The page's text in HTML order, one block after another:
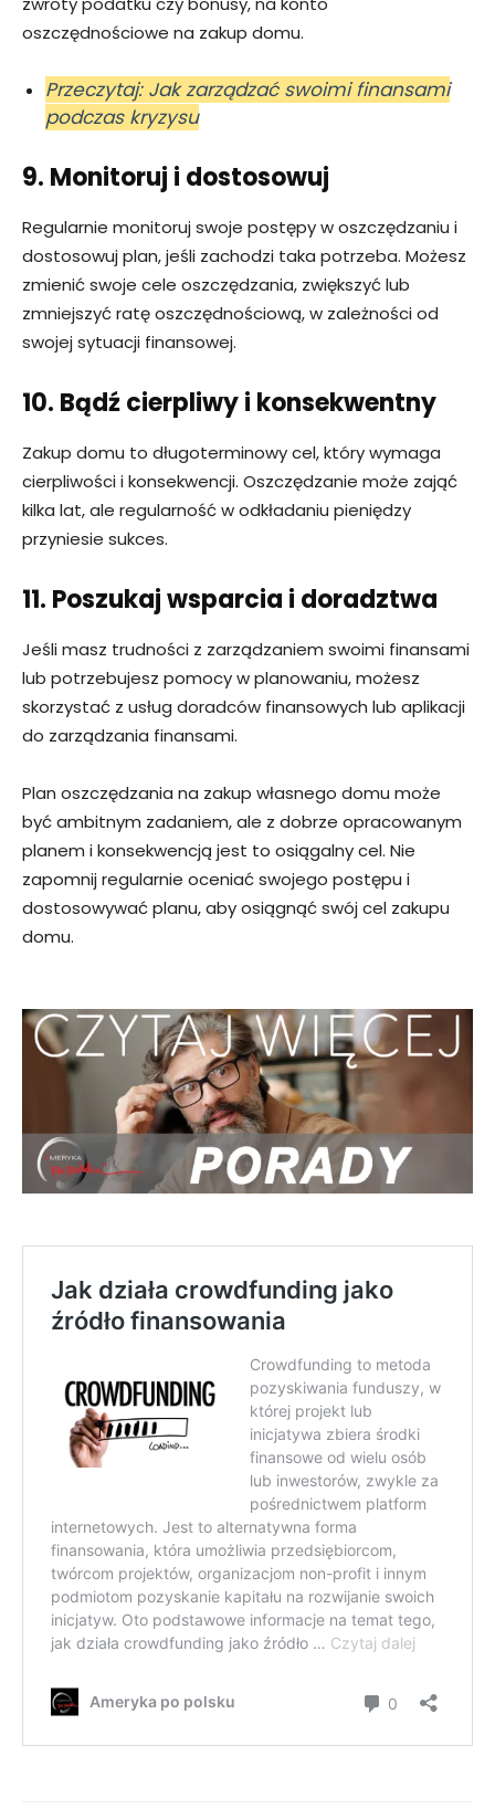
oszczędnościowe na zakup domu.
Przeczytaj: Jak zarządzać swoimi finansami
podczas kryzysu
9. Monitoruj i dostosowuj
Regularnie monitoruj swoje postępy w oszczędzaniu i
dostosowuj plan, jeśli zachodzi taka potrzeba. Możesz
zmienić swoje cele oszczędzania, zwiększyć lub
zmniejszyć ratę oszczędnościową, w zależności od
swojej sytuacji finansowej.
10. Bądź cierpliwy i konsekwentny
Zakup domu to długoterminowy cel, który wymaga
cierpliwości i konsekwencji. Oszczędzanie może zająć
kilka lat, ale regularność w odkładaniu pieniędzy
przyniesie sukces.
11. Poszukaj wsparcia i doradztwa
Jeśli masz trudności z zarządzaniem swoimi finansami
lub potrzebujesz pomocy w planowaniu, możesz
skorzystać z usług doradców finansowych lub aplikacji
do zarządzania finansami.
Plan oszczędzania na zakup własnego domu może
być ambitnym zadaniem, ale z dobrze opracowanym
planem i konsekwencją jest to osiągalny cel. Nie
zapomnij regularnie oceniać swojego postępu i
dostosowywać planu, aby osiągnąć swój cel zakupu
domu.